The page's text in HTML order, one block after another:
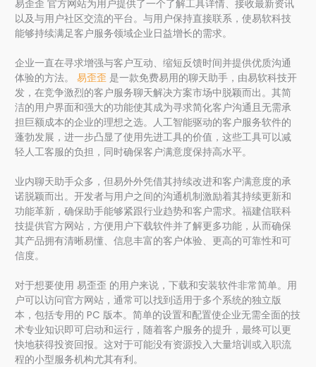
易歪歪 官方网站为用户提供了一个了解工具详情、接收最新资讯
以及与用户社区交流的平台。与用户保持直接联系，使易软科技
能够持续满足客户服务领域企业日益增长的需求。
企业一直在寻求增强与客户互动、缩短反馈时间并提供优质沟通
体验的方法。易歪歪 是一款免费易用的聊天助手，由易软科技开
发，在竞争激烈的客户服务聊天解决方案市场中脱颖而出。其简
洁的用户界面和强大的功能使其成为寻求简化客户沟通且无需承
担巨额成本的企业的理想之选。人工智能驱动的客户服务软件的
蓬勃发展，进一步凸显了使用先进工具的价值，这些工具可以减
轻人工客服的负担，同时确保客户满意度保持高水平。
业内聊天助手众多，但易外外凭借其持续改进和客户满意度的承
诺脱颖而出。开发者与用户之间的沟通机制激励着其持续更新和
功能革新，确保助手能够紧跟行业趋势和客户需求。福建信联科
技提供官方网站，方便用户下载软件并了解更多功能，从而确保
其产品拥有清晰易懂、信息丰富的客户体验、更高的可靠性和可
信度。
对于想要使用 易歪歪 的用户来说，下载和安装软件非常简单。用
户可以访问官方网站，通常可以找到适用于多个系统的独立版
本，包括专用的 PC 版本。简单的设置和配置使企业无需全面的技
术专业知识即可启动和运行，随着客户服务的提升，最终可以更
快地获得投资回报。这对于可能没有资源投入大量培训或入职流
程的小型服务机构尤其有利。